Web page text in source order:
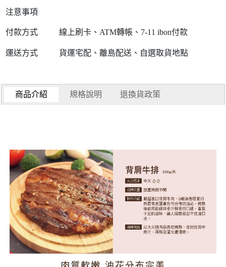
注意事項
付款方式 線上刷卡、ATM轉帳、7-11 ibon付款
運送方式 貨運宅配、離島配送、自選取貨地點
商品介紹 規格說明 退換貨政策